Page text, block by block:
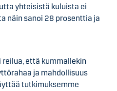
yhteisistä kuluista ei
näin sanoi 28 prosenttia ja
reilua, että kummallekin
ja mahdollisuus
tutkimuksemme